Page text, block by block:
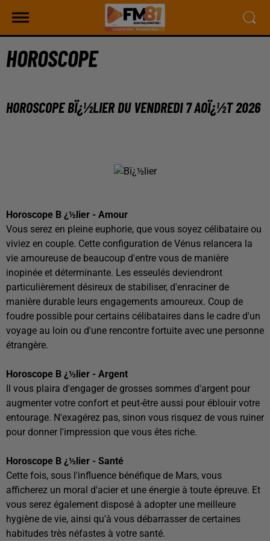
HOROSCOPE
HOROSCOPE BÏ¿½LIER DU VENDREDI 7 AOÏ¿½T 2026
Horoscope B ¿½lier - Amour
Vous serez en pleine euphorie, que vous soyez célibataire ou
viviez en couple. Cette configuration de Vénus relancera la
vie amoureuse de beaucoup d'entre vous de manière
inopinée et déterminante. Les esseulés deviendront
particulièrement désireux de stabiliser, d'enraciner de
manière durable leurs engagements amoureux. Coup de
foudre possible pour certains célibataires dans le cadre d'un
voyage au loin ou d'une rencontre fortuite avec une personne
étrangère.
Horoscope B ¿½lier - Argent
Il vous plaira d'engager de grosses sommes d'argent pour
augmenter votre confort et peut-être aussi pour éblouir votre
entourage. N'exagérez pas, sinon vous risquez de vous ruiner
pour donner l'impression que vous êtes riche.
Horoscope B ¿½lier - Santé
Cette fois, sous l'influence bénéfique de Mars, vous
afficherez un moral d'acier et une énergie à toute épreuve. Et
vous serez également disposé à adopter une meilleure
hygiène de vie, ainsi qu'à vous débarrasser de certaines
habitudes très néfastes à votre santé.